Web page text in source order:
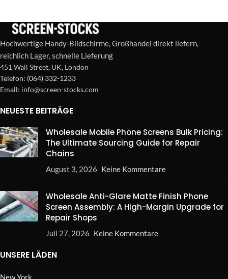
Hochwertige Handy-Bildschirme, Großhandel direkt liefern,
reichlich Lager, schnelle Lieferung
451 Wall Street, UK, London
Telefon: (064) 332-1233
Emall: info@screen-stocks.com
NEUESTE BEITRÄGE
Wholesale Mobile Phone Screens Bulk Pricing:
The Ultimate Sourcing Guide for Repair
Chains
August 3, 2026 Keine Kommentare
Wholesale Anti-Glare Matte Finish Phone
Screen Assembly: A High-Margin Upgrade for
Repair Shops
Juli 27, 2026 Keine Kommentare
UNSERE LÄDEN
New York